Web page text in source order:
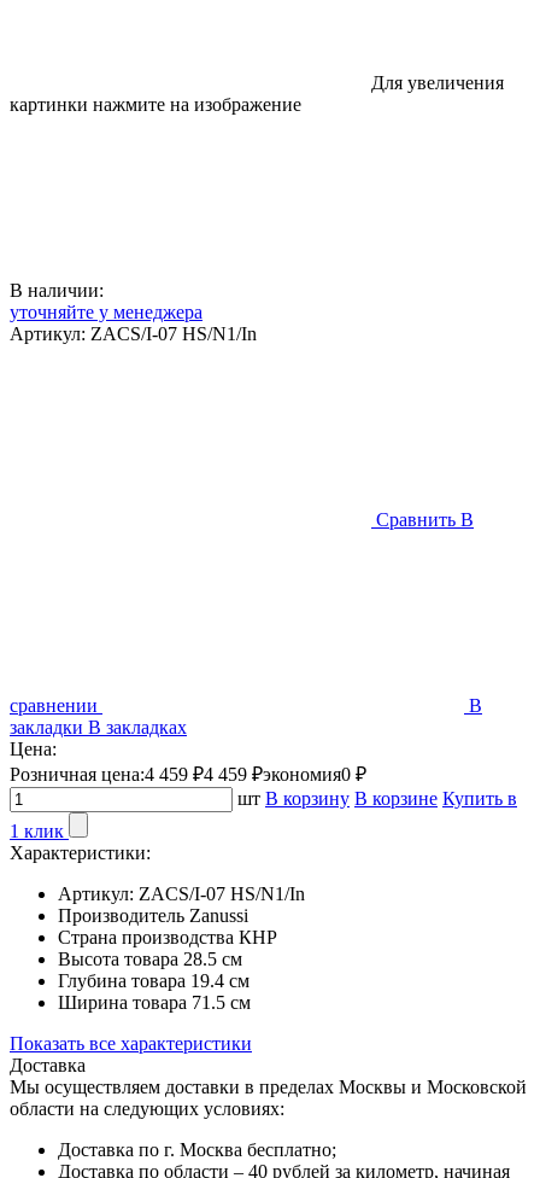
Для увеличения
картинки нажмите на изображение
В наличии:
уточняйте у менеджера
Артикул: ZACS/I-07 HS/N1/In
Сравнить В
сравнении
В
закладки В закладках
Цена:
Розничная цена:4 459 ₽4 459 ₽экономия0 ₽
шт В корзину В корзине Купить в
1 клик
Характеристики:
Артикул: ZACS/I-07 HS/N1/In
Производитель Zanussi
Страна производства КНР
Высота товара 28.5 см
Глубина товара 19.4 см
Ширина товара 71.5 см
Показать все характеристики
Доставка
Мы осуществляем доставки в пределах Москвы и Московской
области на следующих условиях:
Доставка по г. Москва бесплатно;
Доставка по области – 40 рублей за километр, начиная